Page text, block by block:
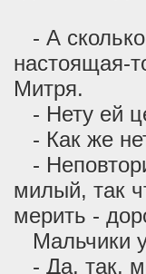
- А
настоящая-
Митря.
- Нету ей
- Как же
-
милый, так
мерить -
Мальчики
- Да, так,